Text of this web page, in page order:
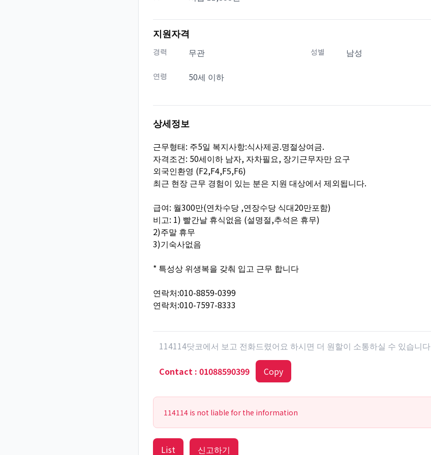
지원자격
경력 무관 성별 남성
연령 50세 이하
상세정보
근무형태: 주5일 복지사항:식사제공.명절상여금.
자격조건: 50세이하 남자, 자차필요, 장기근무자만 요구
외국인환영 (F2,F4,F5,F6)
최근 현장 근무 경험이 있는 분은 지원 대상에서 제외됩니다.
급여: 월300만(연차수당 ,연장수당 식대20만포함)
비고: 1) 빨간날 휴식없음 (설명절,추석은 휴무)
2)주말 휴무
3)기숙사없음
* 특성상 위생복을 갖춰 입고 근무 합니다
연락처:010-8859-0399
연락처:010-7597-8333
114114닷코에서 보고 전화드렸어요 하시면 더 원할이 소통하실 수 있습니다
Contact : 01088590399 Copy
114114 is not liable for the information
List 신고하기